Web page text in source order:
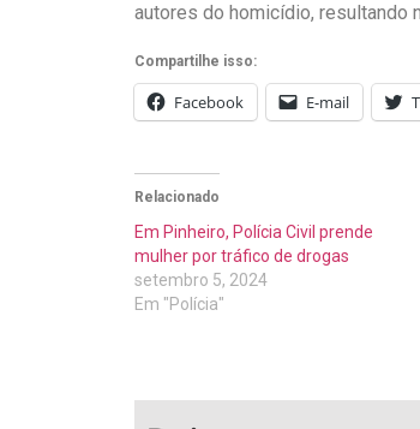
autores do homicídio, resultando
Compartilhe isso:
Facebook E-mail
Relacionado
Em Pinheiro, Polícia Civil prende
mulher por tráfico de drogas
setembro 5, 2024
Em "Polícia"